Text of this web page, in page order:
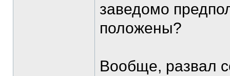
заведомо
положены?
Вообще, развал